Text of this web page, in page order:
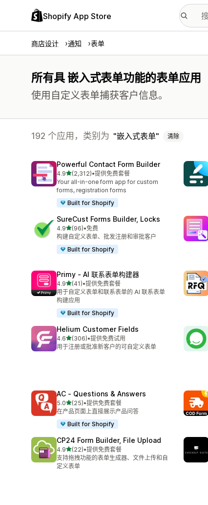
Shopify App Store
商店设计 通知 表单
所有具 嵌入式表单功能的表单应用
使用自定义表单捕获客户信息。
192 个应用，类别为 嵌入式表单 清除
Powerful Contact Form Builder
4.9星（满分 5 星）
(2,312)
总共 2312 条评论
•提供免费套餐
Your all-in-one form app for custom
forms, registration forms
Built for Shopify
SureCust Forms Builder, Locks
4.9星（满分 5 星）
(96)
总共 96 条评论
•免费
构建自定义表单、批发注册和审批客户
Built for Shopify
Primy ‑ AI 联系表单构建器
4.9星（满分 5 星）
(41)
总共 41 条评论
•提供免费套餐
用于自定义表单和联系表单的 AI 联系表单
构建应用
Built for Shopify
Helium Customer Fields
4.6星（满分 5 星）
(306)
总共 306 条评论
•提供免费试用
用于注册或批准新客户的可自定义表单
AC ‑ Questions & Answers
5.0星（满分 5 星）
(25)
总共 25 条评论
•提供免费套餐
在产品页面上直接展示产品问答
Built for Shopify
CP24 Form Builder, File Upload
4.9星（满分 5 星）
(22)
总共 22 条评论
•提供免费套餐
支持拖拽功能的表单生成器、文件上传和自
定义表单